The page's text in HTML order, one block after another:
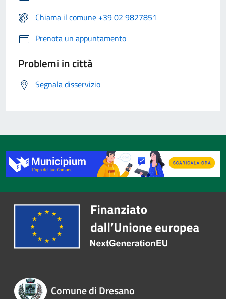
Chiama il comune +39 02 9827851
Prenota un appuntamento
Problemi in città
Segnala disservizio
Comune di Dresano